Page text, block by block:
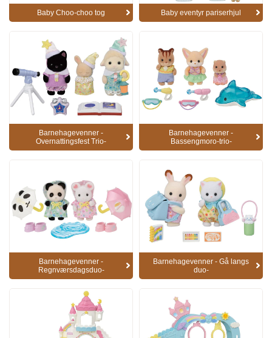
Baby Choo-choo tog Baby eventyr pariserhjul
Barnehagevenner -
Overnattingsfest Trio-
Barnehagevenner -
Bassengmoro-trio-
Barnehagevenner -
Regnværsdagsduo-
Barnehagevenner - Gå langs
duo-